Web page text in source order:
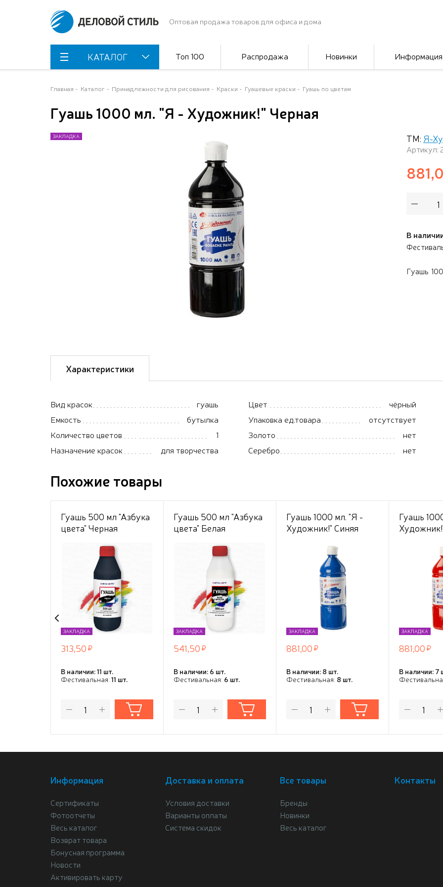
Оптовая продажа товаров для офиса и дома
КАТАЛОГ Топ 100 Распродажа Новинки Информация
Главная Каталог Принадлежности для рисования Краски Гуашевые краски Гуашь по цветам
Гуашь 1000 мл. "Я - Художник!" Черная
ЗАКЛАДКА
ЗАКЛАДКА ТМ: Я-
Артикул:
В
Гуашь
Характеристики
Вид красок
гуашь
Емкость
бутылка
Количество цветов
1
Назначение красок
для творчества
Цвет
чёрный
Упаковка ед.товара
отсутствует
Золото
нет
Серебро
нет
Похожие товары
Гуашь 500 мл "Азбука
цвета" Черная
ЗАКЛАДКА
313,50
В наличии: 11 шт.
Фестивальная: 11 шт.
Гуашь 500 мл "Азбука
цвета" Белая
ЗАКЛАДКА
541,50
В наличии: 6 шт.
Фестивальная: 6 шт.
Гуашь 1000 мл. "Я -
Художник!" Синяя
ЗАКЛАДКА
881,00
В наличии: 8 шт.
Фестивальная: 8 шт.
Гуашь
ЗАКЛАДКА
881,00
В наличии: 7
Информация
Сертификаты
Фотоотчеты
Весь каталог
Возврат товара
Бонусная программа
Новости
Активировать карту
Доставка и оплата
Условия доставки
Варианты оплаты
Система скидок
Все товары
Бренды
Новинки
Весь каталог
Контакты